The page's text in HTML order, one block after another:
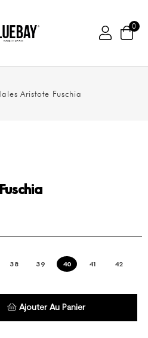
0
Aristote Fuschia
38 39 40 41 42
Ajouter Au Panier